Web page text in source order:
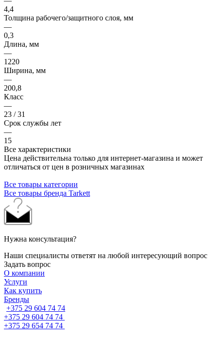
4,4
Толщина рабочего/защитного слоя, мм
—
0,3
Длина, мм
—
1220
Ширина, мм
—
200,8
Класс
—
23 / 31
Срок службы лет
—
15
Все характеристики
Цена действительна только для интернет-магазина и может
отличаться от цен в розничных магазинах
Все товары категории
Все товары бренда Tarkett
Нужна консультация?
Наши специалисты ответят на любой интересующий вопрос
Задать вопрос
О компании
Услуги
Как купить
Бренды
+375 29 604 74 74
+375 29 604 74 74
+375 29 654 74 74